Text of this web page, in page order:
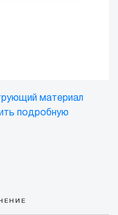
материал
подробную